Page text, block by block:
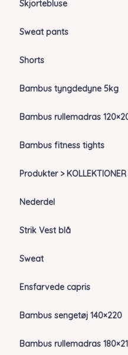
Skjortebluse
Sweat pants
Shorts
Bambus tyngdedyne 5kg
Bambus rullemadras
Bambus fitness tights
Produkter > KOLLEKTIONER
Nederdel
Strik Vest blå
Sweat
Ensfarvede capris
Bambus sengetøj 140×220
Bambus rullemadras